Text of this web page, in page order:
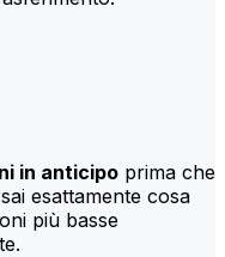
in anticipo prima che
esattamente cosa
più basse